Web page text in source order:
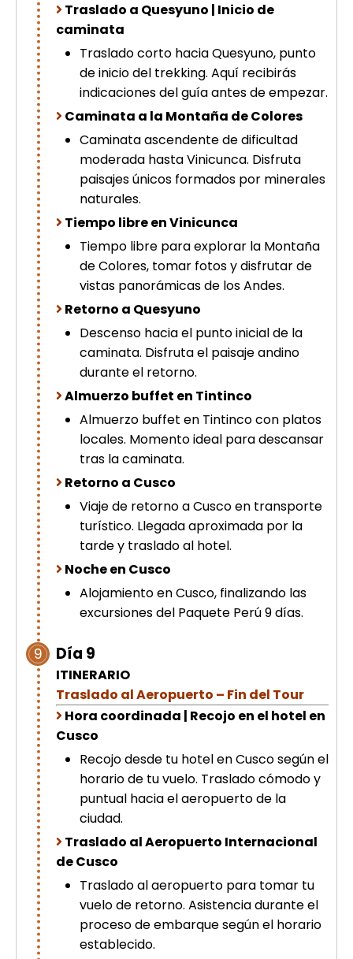
Traslado a Quesyuno | Inicio de
caminata
Traslado corto hacia Quesyuno, punto
de inicio del trekking. Aquí recibirás
indicaciones del guía antes de empezar.
Caminata a la Montaña de Colores
Caminata ascendente de dificultad
moderada hasta Vinicunca. Disfruta
paisajes únicos formados por minerales
naturales.
Tiempo libre en Vinicunca
Tiempo libre para explorar la Montaña
de Colores, tomar fotos y disfrutar de
vistas panorámicas de los Andes.
Retorno a Quesyuno
Descenso hacia el punto inicial de la
caminata. Disfruta el paisaje andino
durante el retorno.
Almuerzo buffet en Tintinco
Almuerzo buffet en Tintinco con platos
locales. Momento ideal para descansar
tras la caminata.
Retorno a Cusco
Viaje de retorno a Cusco en transporte
turístico. Llegada aproximada por la
tarde y traslado al hotel.
Noche en Cusco
Alojamiento en Cusco, finalizando las
excursiones del Paquete Perú 9 días.
9 Día 9
ITINERARIO
Traslado al Aeropuerto – Fin del Tour
Hora coordinada | Recojo en el hotel en
Cusco
Recojo desde tu hotel en Cusco según el
horario de tu vuelo. Traslado cómodo y
puntual hacia el aeropuerto de la
ciudad.
Traslado al Aeropuerto Internacional
de Cusco
Traslado al aeropuerto para tomar tu
vuelo de retorno. Asistencia durante el
proceso de embarque según el horario
establecido.